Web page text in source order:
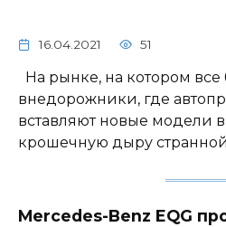
16.04.2021 51
На рынке, на котором
внедорожники, где
вставляют новые модели
крошечную дыру странной
Mercedes-Benz EQG